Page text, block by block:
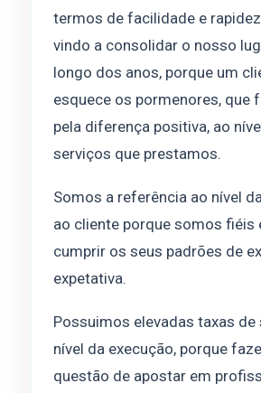
termos de facilidade e
vindo a consolidar o nosso
longo dos anos, porque um
esquece os pormenores, que
pela diferença positiva, ao
serviços que prestamos.
Somos a referência ao nível
ao cliente porque somos fiéis
cumprir os seus padrões de
expetativa.
Possuimos elevadas taxas de
nível da execução, porque
questão de apostar em